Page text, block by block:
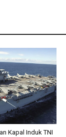
Kapal Induk TNI